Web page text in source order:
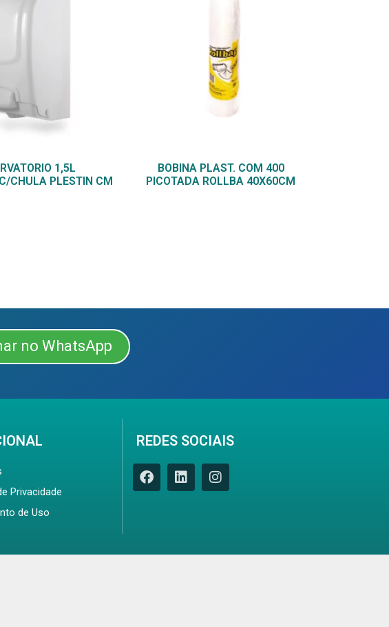
1,5L
CHULA PLESTIN CM
BOBINA PLAST. COM 400
PICOTADA ROLLBA 40X60CM
no WhatsApp
Privacidade
de Uso
REDES SOCIAIS